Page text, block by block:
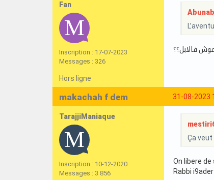
Fan
Inscription : 17-07-2023
Messages : 326
فالابل؟؟
Hors ligne
31-08-2023
makachah f dem
TarajjiManiaque
Inscription : 10-12-2020
Messages : 3 856
Ça veut
On libere
Rabbi